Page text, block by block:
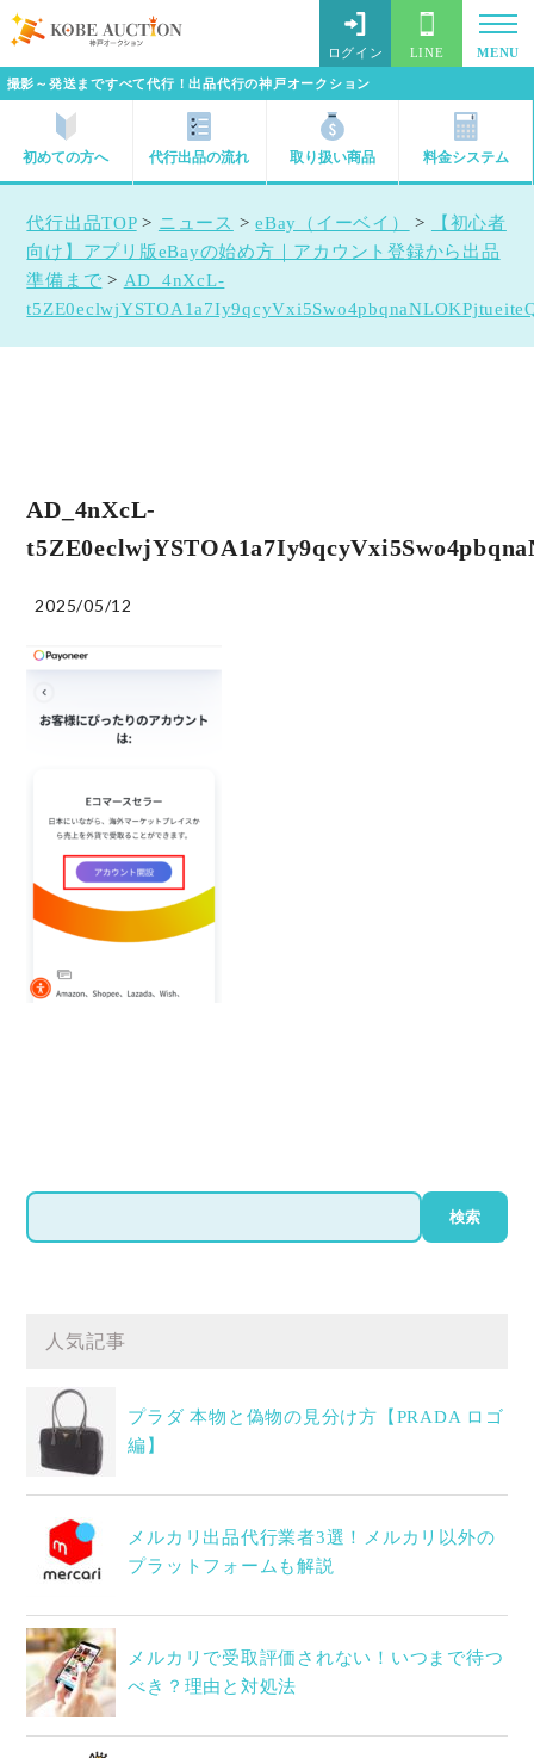
撮影～発送まですべて代行！出品代行の神戸オークション
ログイン LINE MENU
初めての方へ 代行出品の流れ 取り扱い商品 料金システム
代行出品TOP> ニュース >eBay（イーベイ） >
【初心者
向け】アプリ版eBayの始め方｜アカウント登録から出品
準備まで > AD_4nXcL-
AD_4nXcL-
2025/05/12
検
索
検索
人気記事
プラダ 本物と偽物の見分け方【PRADA ロゴ
編】
メルカリ出品代行業者3選！メルカリ以外の
プラットフォームも解説
メルカリで受取評価されない！いつまで待つ
べき？理由と対処法